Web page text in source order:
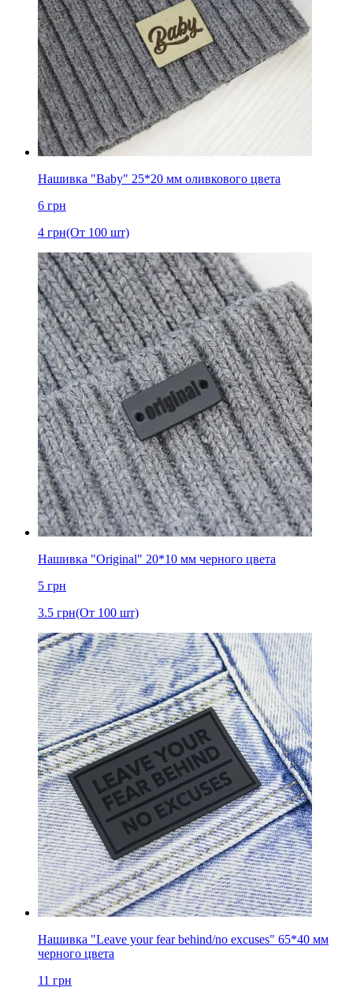
Нашивка "Baby" 25*20 мм оливкового цвета
6 грн
4 грн(От 100 шт)
Нашивка "Original" 20*10 мм черного цвета
5 грн
3.5 грн(От 100 шт)
Нашивка "Leave your fear behind/no excuses" 65*40 мм
черного цвета
11 грн